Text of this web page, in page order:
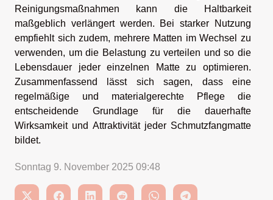
Reinigungsmaßnahmen kann die Haltbarkeit
maßgeblich verlängert werden. Bei starker Nutzung
empfiehlt sich zudem, mehrere Matten im Wechsel zu
verwenden, um die Belastung zu verteilen und so die
Lebensdauer jeder einzelnen Matte zu optimieren.
Zusammenfassend lässt sich sagen, dass eine
regelmäßige und materialgerechte Pflege die
entscheidende Grundlage für die dauerhafte
Wirksamkeit und Attraktivität jeder Schmutzfangmatte
bildet.
Sonntag 9. November 2025 09:48